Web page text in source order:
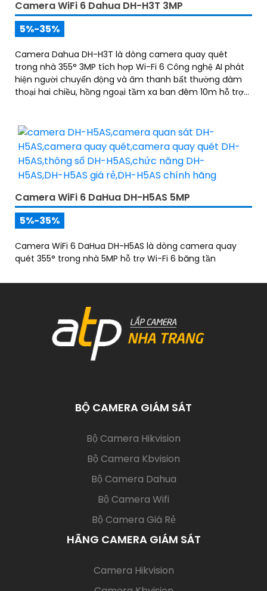
Camera WiFi 6 Dahua DH-H3T 3MP
5%-35%
Camera Dahua DH-H3T là dòng camera quay quét
trong nhà 355° 3MP tích hợp Wi-Fi 6 Công nghệ AI phát
hiện người chuyển động và âm thanh bất thường đàm
thoại hai chiều, hồng ngoại tầm xa ban đêm 10m hỗ trợ
Camera WiFi 6 DaHua DH-H5AS 5MP
5%-35%
Camera WiFi 6 DaHua DH-H5AS là dòng camera quay
quét 355° trong nhà 5MP hỗ trợ Wi-Fi 6 băng tần
BỘ CAMERA GIÁM SÁT
Bộ Camera Hikvision
Bộ Camera Kbvision
Bộ Camera Dahua
Bộ Camera Wifi
Bộ Camera Giá Rẻ
HÃNG CAMERA GIÁM SÁT
Camera Hikvision(current)